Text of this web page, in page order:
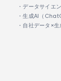
・データサイエ
・生成AI（
・自社データ×生